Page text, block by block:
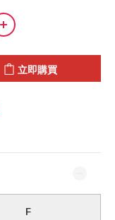
立即購買
F